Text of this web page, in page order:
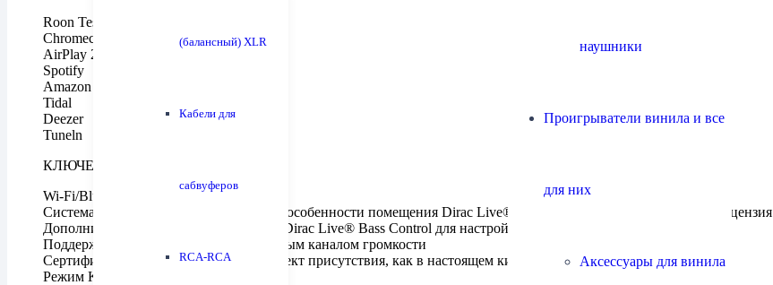
(балансный) XLR
Кабели для
сабвуферов
RCA-RCA
наушники
Проигрыватели винила и все
для них
Аксессуары для винила
Roon Tested
Chromecast built-in™
AirPlay 2
Spotify
Amazon Music HD
Tidal
Deezer
Tuneln
КЛЮЧЕВЫЕ ОСОБЕННОСТИ
Wi-Fi/Bluetooth®
Система калибровки под акустические особенности помещения Dirac Live® в полном частотном диапазоне, лицензия
Дополнительно доступен функционал Dirac Live® Bass Control для настройки сабвуфера
Поддержка платформы Sonos со сквозным каналом громкости
Сертификация THX® гарантирует эффект присутствия, как в настоящем кинозале
Режим Klipsch Optimized